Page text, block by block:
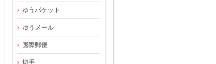
ゆうパケット
ゆうメール
国際郵便
切手